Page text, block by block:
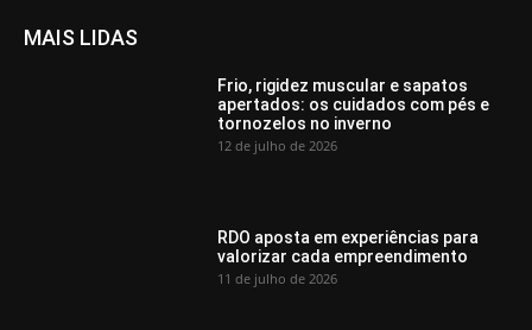
MAIS LIDAS
Frio, rigidez muscular e sapatos
apertados: os cuidados com pés e
tornozelos no inverno
12 de julho de 2026
RDO aposta em experiências para
valorizar cada empreendimento
11 de julho de 2026